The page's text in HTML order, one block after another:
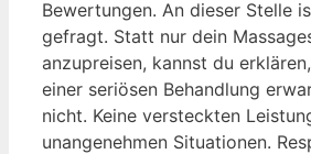
Bewertungen. An dieser Stelle
gefragt. Statt nur dein
anzupreisen, kannst du
einer seriösen Behandlung
nicht. Keine versteckten
unangenehmen Situationen.